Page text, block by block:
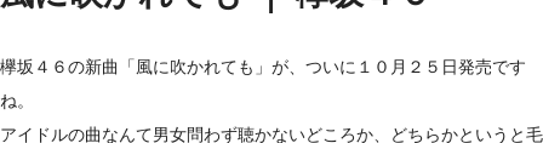
欅坂４６の新曲「風に吹かれても」が、ついに１０月２５日発売です
ね。
アイドルの曲なんて男女問わず聴かないどころか、どちらかというと毛